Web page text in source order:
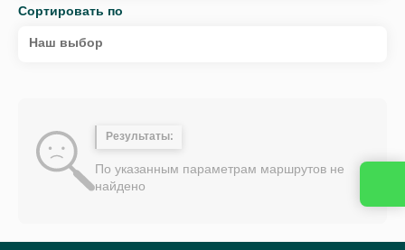
Сортировать по
Наш выбор
Результаты:
По указанным параметрам маршрутов не
найдено